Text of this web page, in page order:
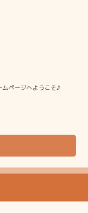
ムページへようこそ♪